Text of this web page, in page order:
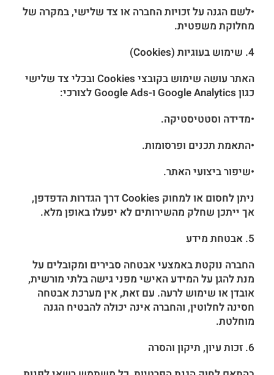
•לשם הגנה על זכויות החברה או צד שלישי, במקרה של
מחלוקת משפטית.
4. שימוש בעוגיות (Cookies)
האתר עושה שימוש בקובצי Cookies ובכלי צד שלישי
כגון Google Analytics ו-Google Ads לצורכי:
•מדידה וסטטיסטיקה.
•התאמת תכנים ופרסומות.
•שיפור ביצועי האתר.
ניתן לחסום או למחוק Cookies דרך הגדרות הדפדפן,
אך ייתכן שחלק מהשירותים לא יפעלו באופן מלא.
5. אבטחת מידע
החברה נוקטת באמצעי אבטחה סבירים ומקובלים על
מנת להגן על המידע האישי מפני גישה בלתי מורשית,
אובדן או שימוש לרעה. עם זאת, אין מערכת אבטחה
חסינה לחלוטין, והחברה אינה יכולה להבטיח הגנה
מוחלטת.
6. זכות עיון, תיקון והסרה